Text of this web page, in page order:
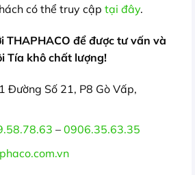
có thể truy cập tại đây.
THAPHACO để được tư vấn và
Tía khô chất lượng!
Đường Số 21, P8 Gò Vấp,
– 0906.35.63.35